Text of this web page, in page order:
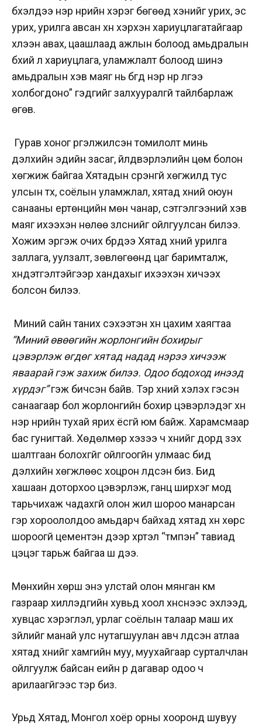
бүхэлдээ нэр нүүрийн хэрэг бөгөөд хэнийг урих, эс
урих, урилга авсан хүн хэрхэн хариуцлагатайгаар
хүлээн авах, цаашлаад ажлын болоод амьдралын
бүхий л хариуцлага, уламжлалт болоод шинэ
амьдралын хэв маяг нь бүгд нэр нүүр лүгээ
холбогдоно” гэдгийг залхууралгүй тайлбарлаж
өгөв.
Гурав хоног үргэлжилсэн томилолт минь
дэлхийн эдийн засаг, үйлдвэрлэлийн цөм болон
хөгжиж байгаа Хятадын үсрэнгүй хөгжилд тус
улсын түүх, соёлын уламжлал, хятад хүний оюун
санааны ертөнцийн мөн чанар, сэтгэлгээний хэв
маяг ихээхэн нөлөө үзүүлснийг ойлгуулсан билээ.
Хожим эргэж очих бүрдээ Хятад хүний урилга
заллага, уулзалт, зөвлөгөөнд цаг баримталж,
хүндэтгэлтэйгээр хандахыг ихээхэн хичээх
болсон билээ.
Миний сайн таних сэхээтэн хүн цахим хаягтаа
“Миний өвөөгийн жорлонгийн бохирыг
цэвэрлэж өгдөг хятад надад нэрээ хичээж
яваарай гэж захиж билээ. Одоо бодоход инээд
хүрдэг”гэж бичсэн байв. Тэр хүний хэлэх гэсэн
санаагаар бол жорлонгийн бохир цэвэрлэдэг хүн
нэр нүүрийн тухай ярих ёсгүй юм байж. Харамсмаар
бас гунигтай. Хөдөлмөр хэзээ ч хүнийг дорд үзэх
шалтгаан болохгүйг ойлгоогүйн улмаас бид
дэлхийн хөгжлөөс хоцрон үлдсэн биз. Бид
хашаан доторхоо цэвэрлэж, ганц ширхэг мод
тарьчихаж чадахгүй олон жил шороо манарсан
гэр хороололдоо амьдарч байхад хятад хүн хөрс
шороогүй цементэн дээр хүртэл “түмпэн” тавиад
цэцэг тарьж байгаа шүү дээ.
Мөнхийн хөрш энэ улстай олон мянган км
газраар хиллэдгийн хувьд хоол хүнснээс эхлээд,
хувцас хэрэглэл, урлаг соёлын талаар маш их
зүйлийг манай улс нутагшуулан авч үлдсэн атлаа
хятад хүнийг хамгийн муу, муухайгаар сурталчлан
ойлгуулж байсан үеийн үр дагавар одоо ч
арилаагүйгээс тэр биз.
Урьд Хятад, Монгол хоёр орны хооронд шувуу